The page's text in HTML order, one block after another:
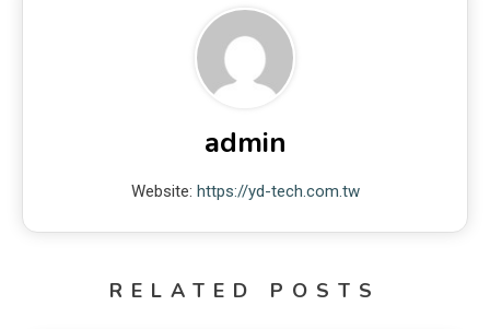
admin
Website: https://yd-tech.com.tw
RELATED POSTS